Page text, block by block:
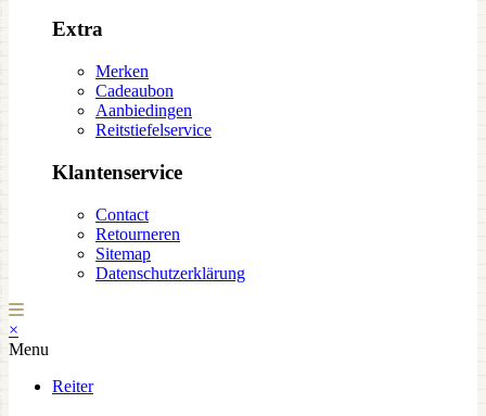
Extra
Merken
Cadeaubon
Aanbiedingen
Reitstiefelservice
Klantenservice
Contact
Retourneren
Sitemap
Datenschutzerklärung
×
Menu
Reiter